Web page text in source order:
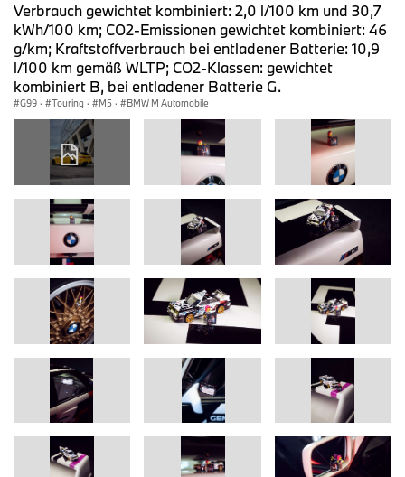
Verbrauch gewichtet kombiniert: 2,0 l/100 km und 30,7
kWh/100 km; CO2-Emissionen gewichtet kombiniert: 46
g/km; Kraftstoffverbrauch bei entladener Batterie: 10,9
l/100 km gemäß WLTP; CO2-Klassen: gewichtet
kombiniert B, bei entladener Batterie G.
G99 · Touring · M5 · BMW M Automobile